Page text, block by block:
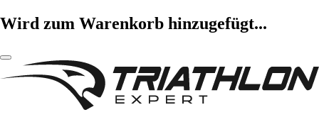
Wird zum Warenkorb hinzugefügt...